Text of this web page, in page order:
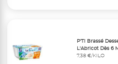
P'Ti Brassé
L'Abricot Dès 6
7,38 €/KILO